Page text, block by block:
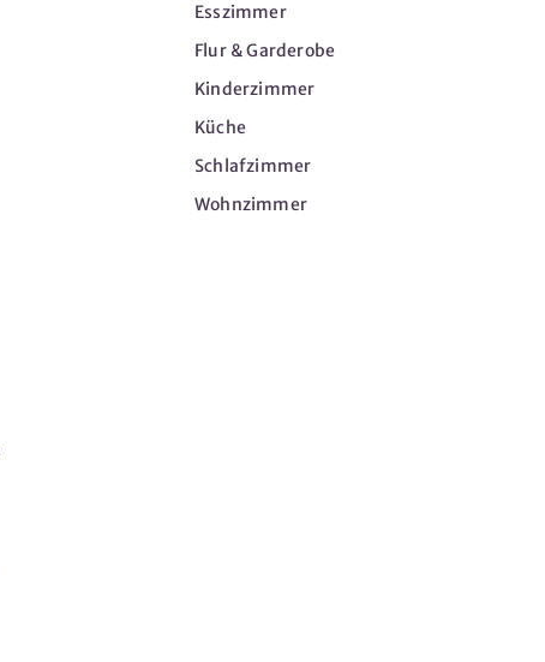
Esszimmer
Flur & Garderobe
Kinderzimmer
Küche
Schlafzimmer
Wohnzimmer